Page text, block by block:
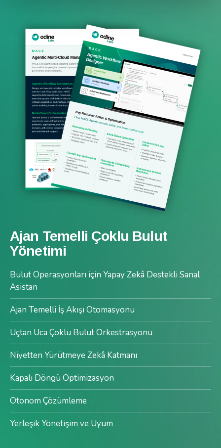
Ajan Temelli Çoklu Bulut
Yönetimi
Bulut Operasyonları için Yapay Zekâ Destekli Sanal
Asistan
Ajan Temelli İş Akışı Otomasyonu
Uçtan Uca Çoklu Bulut Orkestrasyonu
Niyetten Yürütmeye Zekâ Katmanı
Kapalı Döngü Optimizasyon
Otonom Çözümleme
Yerleşik Yönetişim ve Uyum